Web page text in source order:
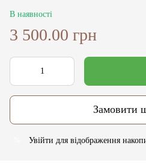
В наявності
3 500.00 грн
Замовити
Увійти для відображення